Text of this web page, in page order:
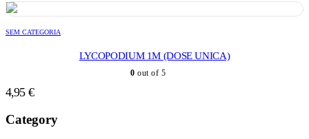
SEM CATEGORIA
LYCOPODIUM 1M (DOSE UNICA)
0 out of 5
4,95 €
Category